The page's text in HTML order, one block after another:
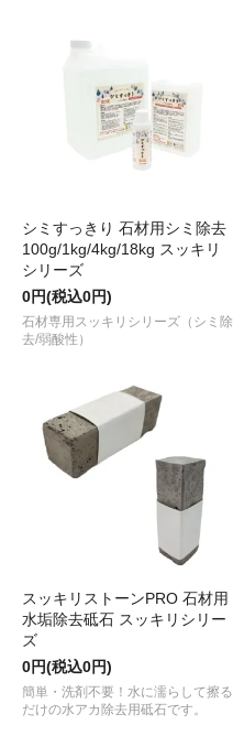
シミすっきり 石材用シミ除去
100g/1kg/4kg/18kg スッキリ
シリーズ
0円(税込0円)
石材専用スッキリシリーズ（シミ除
去/弱酸性）
スッキリストーンPRO 石材用
水垢除去砥石 スッキリシリー
ズ
0円(税込0円)
簡単・洗剤不要！水に濡らして擦る
だけの水アカ除去用砥石です。